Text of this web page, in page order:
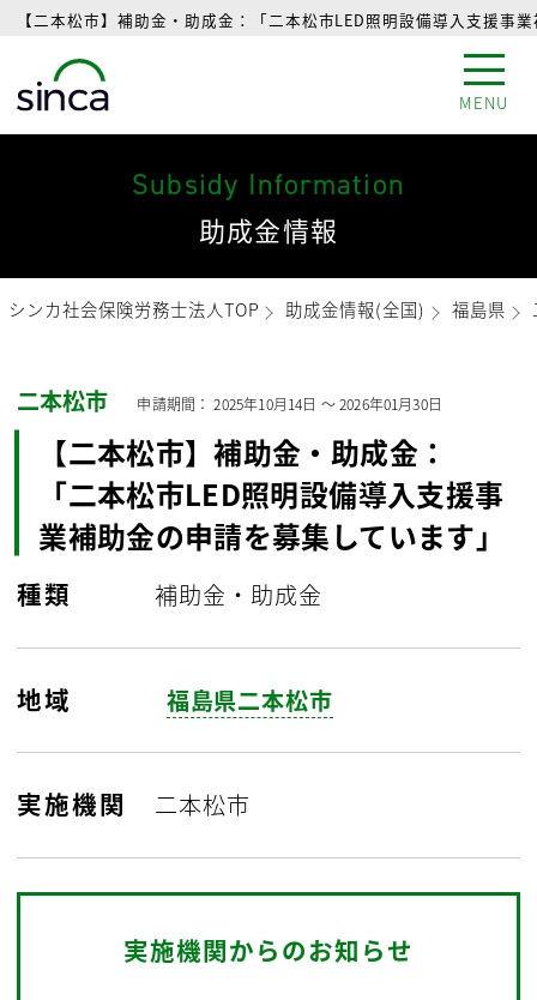
【二本松市】補助金・助成金：「二本松市LED照明設備導入支援
MENU
Subsidy Information
助成金情報
シンカ社会保険労務士法人TOP 助成金情報(全国) 福島県
二本松市 申請期間：2025年10月14日 〜2026年01月30日
【二本松市】補助金・助成金：
「二本松市LED照明設備導入支援事
業補助金の申請を募集しています」
種類 補助金・助成金
地域 福島県二本松市
実施機関 二本松市
実施機関からのお知らせ